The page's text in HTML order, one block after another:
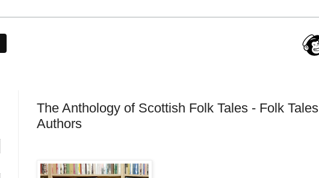
The Anthology of Scottish Folk Tales - Folk Tales
Authors